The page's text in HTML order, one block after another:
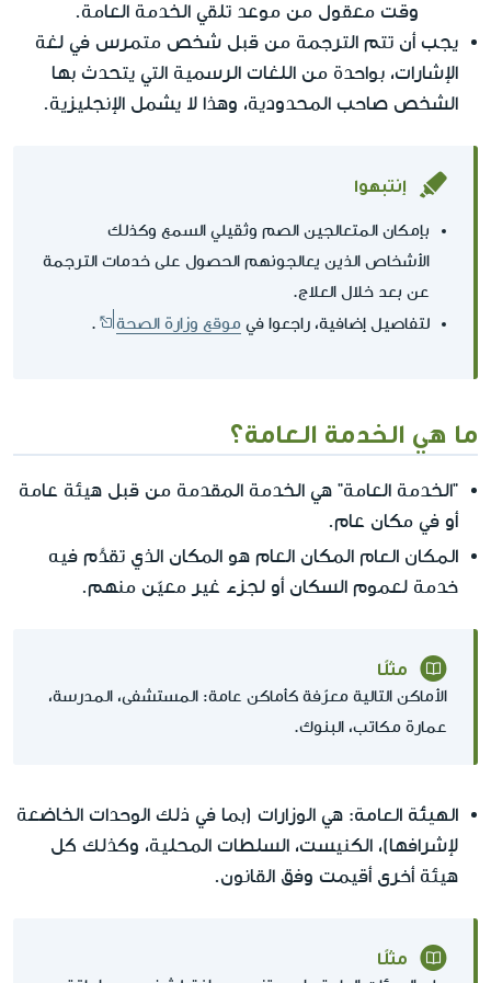
وقت معقول من موعد تلقي الخدمة العامة.
يجب أن تتم الترجمة من قبل شخص متمرس في لغة
الإشارات، بواحدة من اللغات الرسمية التي يتحدث بها
الشخص صاحب المحدودية، وهذا لا يشمل الإنجليزية.
إنتبهوا
بإمكان المتعالجين الصم وثقيلي السمع وكذلك
الأشخاص الذين يعالجونهم الحصول على خدمات الترجمة
عن بعد خلال العلاج.
لتفاصيل إضافية، راجعوا في موقع وزارة الصحة .
ما هي الخدمة العامة؟
"الخدمة العامة" هي الخدمة المقدمة من قبل هيئة عامة
أو في مكان عام.
المكان العام المكان العام هو المكان الذي تقدَّم فيه
خدمة لعموم السكان أو لجزء غير معيّن منهم.
مثلًا
الأماكن التالية معرّفة كأماكن عامة: المستشفى، المدرسة،
عمارة مكاتب، البنوك.
الهيئة العامة: هي الوزارات (بما في ذلك الوحدات الخاضعة
لإشرافها)، الكنيست، السلطات المحلية، وكذلك كل
هيئة أخرى أقيمت وفق القانون.
مثلًا